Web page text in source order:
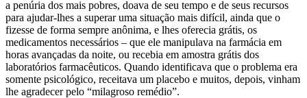
a penúria dos mais pobres, doava de seu tempo e de seus recursos
para ajudar-lhes a superar uma situação mais difícil, ainda que o
fizesse de forma sempre anônima, e lhes oferecia grátis, os
medicamentos necessários – que ele manipulava na farmácia em
horas avançadas da noite, ou recebia em amostra grátis dos
laboratórios farmacêuticos. Quando identificava que o problema era
somente psicológico, receitava um placebo e muitos, depois, vinham
lhe agradecer pelo “milagroso remédio”.